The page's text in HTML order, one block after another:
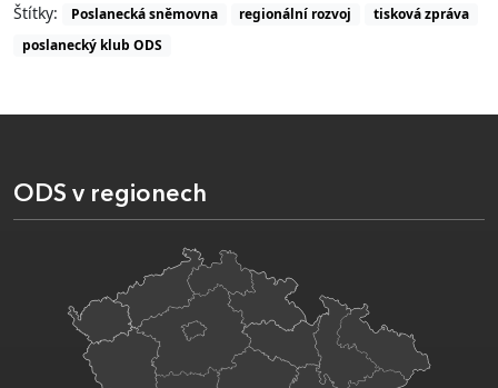
Štítky: Poslanecká sněmovna regionální rozvoj
tisková zpráva
poslanecký klub ODS
ODS v regionech